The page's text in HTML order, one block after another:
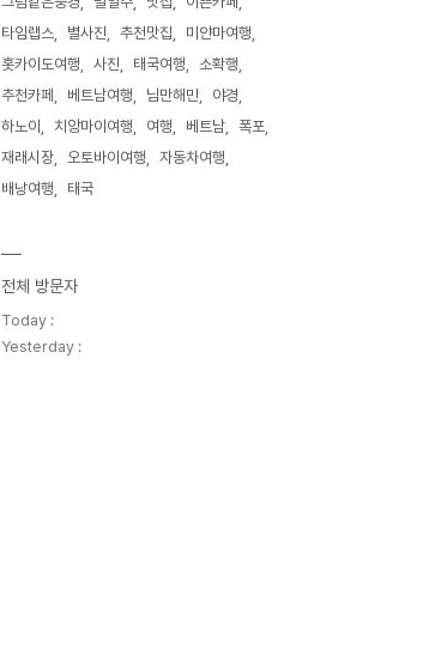
타임랩스
별사진 추천맛집
미얀마여행
홋카이도여행
사진 태국여행
소확행
추천카페
베트남여행 님만해민
야경
하노이
치앙마이여행 여행 베트남
폭포
재래시장
오토바이여행
자동차여행
배낭여행
태국
전체 방문자
Today :
Yesterday :